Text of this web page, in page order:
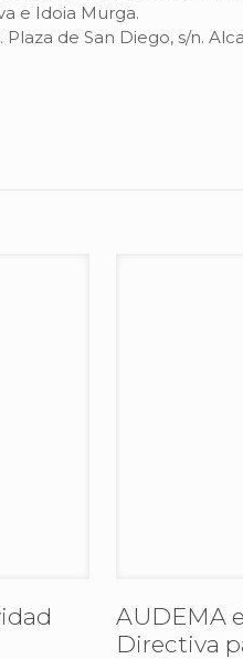
e Idoia Murga.
de San Diego, s/n.
AUDEMA
Directiva